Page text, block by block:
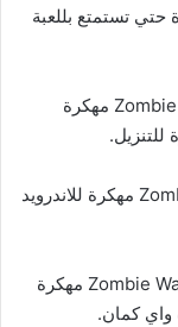
حتي تستمتع بللعبة
توفر لك تحميل لعبة Zombie Waves مهكرة
للتنزيل.
يمكنك تحميل لعبة Zombie Waves مهكرة للاندرويد
توفر لك تحميل لعبة Zombie Waves مهكرة
كمان.